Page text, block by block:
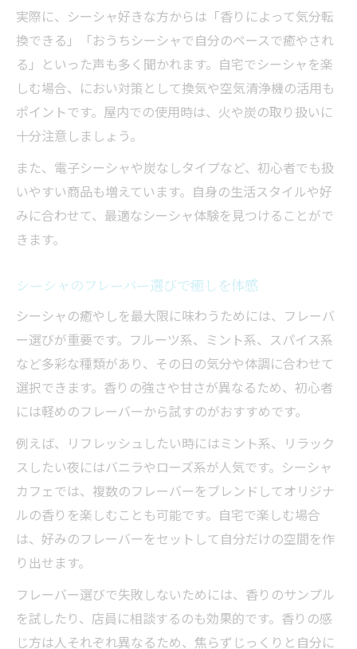
実際に、シーシャ好きな方からは「香りによって気分転
換できる」「おうちシーシャで自分のペースで癒やされ
る」といった声も多く聞かれます。自宅でシーシャを楽
しむ場合、におい対策として換気や空気清浄機の活用も
ポイントです。屋内での使用時は、火や炭の取り扱いに
十分注意しましょう。
また、電子シーシャや炭なしタイプなど、初心者でも扱
いやすい商品も増えています。自身の生活スタイルや好
みに合わせて、最適なシーシャ体験を見つけることがで
きます。
シーシャのフレーバー選びで癒しを体感
シーシャの癒やしを最大限に味わうためには、フレーバ
ー選びが重要です。フルーツ系、ミント系、スパイス系
など多彩な種類があり、その日の気分や体調に合わせて
選択できます。香りの強さや甘さが異なるため、初心者
には軽めのフレーバーから試すのがおすすめです。
例えば、リフレッシュしたい時にはミント系、リラック
スしたい夜にはバニラやローズ系が人気です。シーシャ
カフェでは、複数のフレーバーをブレンドしてオリジナ
ルの香りを楽しむことも可能です。自宅で楽しむ場合
は、好みのフレーバーをセットして自分だけの空間を作
り出せます。
フレーバー選びで失敗しないためには、香りのサンプル
を試したり、店員に相談するのも効果的です。香りの感
じ方は人それぞれ異なるため、焦らずじっくりと自分に